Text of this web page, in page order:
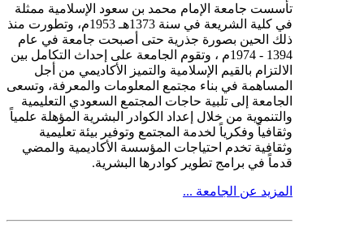
تأسست جامعة الإمام محمد بن سعود الإسلامية ممثلة
في كلية الشريعة في سنة 1373هـ 1953م، وتطورت منذ
ذلك الحين بصورة جذرية حتى أصبحت جامعة في عام
1394 - 1974م ، وتقوم الجامعة على إحداث التكامل بين
الالتزام بالقيم الإسلامية والتميز الأكاديمي من أجل
المساهمة في بناء مجتمع المعلومات والمعرفة، وتسعى
الجامعة إلى تلبية حاجات المجتمع السعودي التعليمية
والتنموية من خلال إعداد الكوادر البشرية المؤهلة علمياً
وثقافياً وفكرياً لخدمة المجتمع وتوفير بيئة تعليمية
وثقافية تخدم احتياجات المؤسسة الأكاديمية والمضي
قدماً في برامج تطوير كوادرها البشرية.
المزيد عن الجامعة ...